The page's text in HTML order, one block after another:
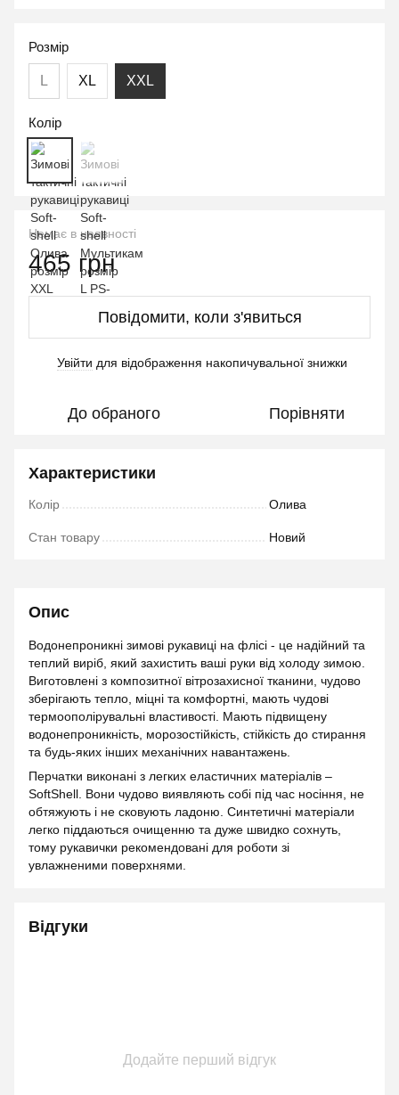
Розмір
L XL XXL
Колір
Немає в наявності
465 грн
Повідомити, коли з'явиться
Увійти для відображення накопичувальної знижки
До обраного Порівняти
Характеристики
Колір Олива
Стан товару Новий
Опис
Водонепроникні зимові рукавиці на флісі - це надійний та
теплий виріб, який захистить ваші руки від холоду зимою.
Виготовлені з композитної вітрозахисної тканини, чудово
зберігають тепло, міцні та комфортні, мають чудові
термоополірувальні властивості. Мають підвищену
водонепроникність, морозостійкість, стійкість до стирання
та будь-яких інших механічних навантажень.
Перчатки виконані з легких еластичних матеріалів –
SoftShell. Вони чудово виявляють собі під час носіння, не
обтяжують і не сковують ладоню. Синтетичні матеріали
легко піддаються очищенню та дуже швидко сохнуть,
тому рукавички рекомендовані для роботи зі
увлажненими поверхнями.
Відгуки
Додайте перший відгук